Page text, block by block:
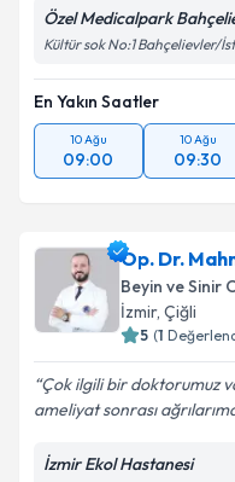
Özel Medicalpark
Kültür sok No:1 Bahçelievler/
En Yakın Saatler
10 Ağu
09:00
10 Ağu
09:30
Op. Dr.
Beyin ve Sinir
İzmir, Çiğli
5 (1
Çok ilgili bir doktorumuz
ameliyat sonrası
İzmir Ekol Hastanesi